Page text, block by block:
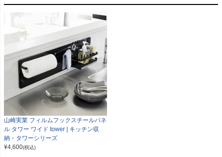
山崎実業 フィルムフックスチールパネ
ル タワー ワイド tower | キッチン収
納・タワーシリーズ
¥4,600(税込)